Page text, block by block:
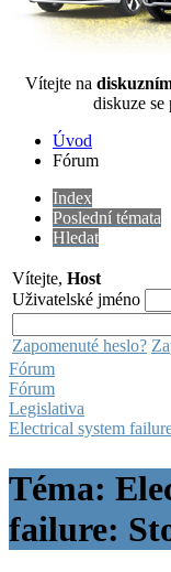
Vítejte na
diskuze se
Úvod
Fórum
Index
Poslední témata
Hledat
Vítejte, Host
Uživatelské jméno
Zapomenuté heslo?
Fórum
Fórum
Legislativa
Electrical system
Téma:
failure: